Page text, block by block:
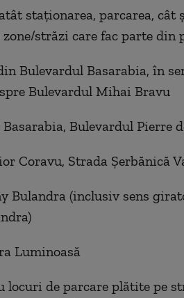
staționarea, parcarea, cât
străzi care fac parte din
Bulevardul Basarabia, în
Bulevardul Mihai Bravu
Bulevardul Pierre
Coravu, Strada Șerbănică
Bulandra (inclusiv sens
Luminoasă
locuri de parcare plătite pe